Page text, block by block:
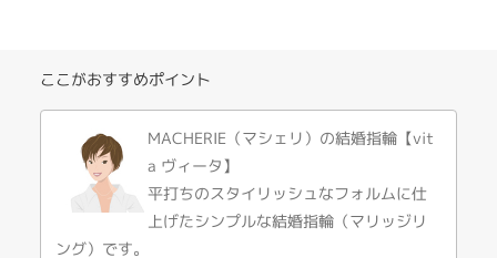
性別
デザインテイスト
ここがおすすめポイント
MACHERIE（マシェリ）の結婚指輪【vit
a ヴィータ】
平打ちのスタイリッシュなフォルムに仕
上げたシンプルな結婚指輪（マリッジリ
ング）です。